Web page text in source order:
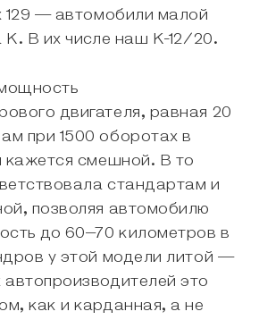
129 — автомобили малой
В их числе наш К-12/20.
двигателя, равная 20
при 1500 оборотах в
кажется смешной. В то
стандартам и
позволяя автомобилю
до 60–70 километров в
у этой модели литой —
это
как и карданная, а не